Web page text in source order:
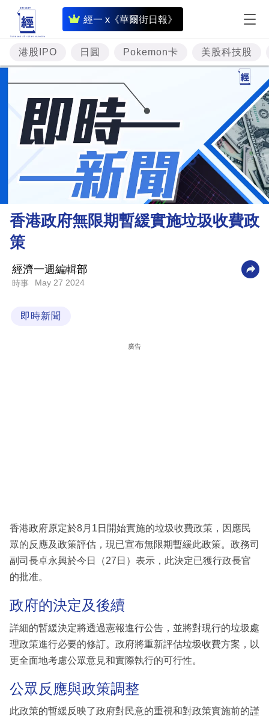
經一 x《華爾街日報》
即
時
財
經
專
題
投
資
樓
市
財
業
科
區
港股IPO 日圓 Pokemon卡 美股科技股
香港政府無限期暫緩實施垃圾收費政
策
經濟一週編輯部
時事 May 27 2024
即時新聞
廣告
香港政府原定於8月1日開始實施的垃圾收費政策，因應民
眾的反應及政策評估，現已宣布無限期暫緩此政策。政務司
副司長卓永興於今日（27日）表示，此決定已獲行政長官
的批准。
政府的決定及後續
詳細的暫緩決定將透過憲報進行公告，並將對現行的垃圾處
理政策進行必要的修訂。政府將重新評估垃圾收費方案，以
更全面地考慮公眾意見和實際執行的可行性。
公眾反應與政策調整
此政策的暫緩反映了政府對民意的重視和對政策實施前的謹